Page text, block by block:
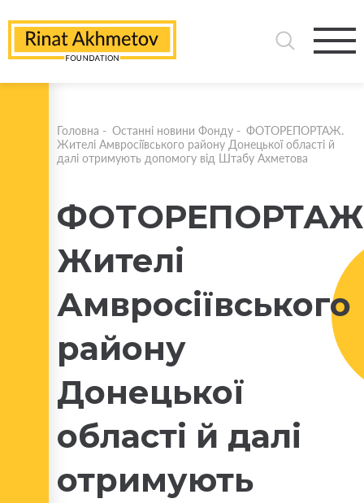
Головна - Останні новини Фонду - ФОТОРЕПОРТАЖ.
Жителі Амвросіївського району Донецької області й
далі отримують допомогу від Штабу Ахметова
Жителі
Амвросіївського
району
Донецької
області й далі
отримують